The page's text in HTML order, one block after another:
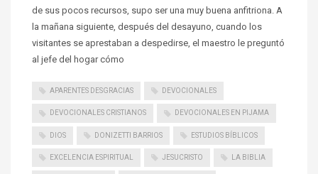
de sus pocos recursos, supo ser una muy buena anfitriona. A
la mañana siguiente, después del desayuno, cuando los
visitantes se aprestaban a despedirse, el maestro le preguntó
al jefe del hogar cómo
APARENTES DESGRACIAS DEVOCIONALES
DEVOCIONALES CRISTIANOS DEVOCIONALES EN PIJAMA
DIOS DONIZETTI BARRIOS ESTUDIOS BÍBLICOS
EXCELENCIA ESPIRITUAL JESUCRISTO LA BIBLIA